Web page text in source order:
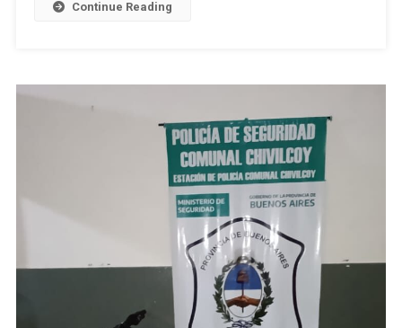
Golpear
Su Ex
Pareja
Continue Reading